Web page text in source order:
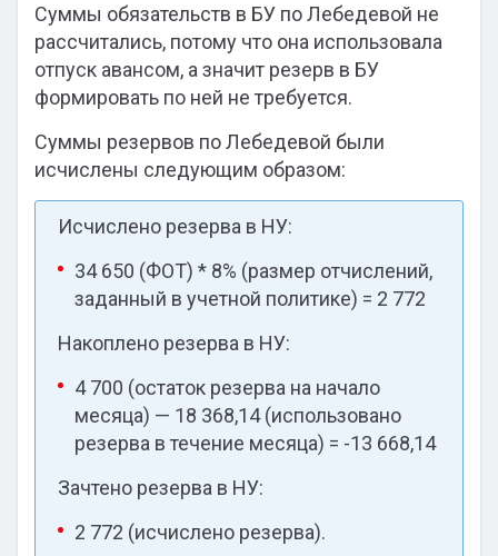
Суммы обязательств в БУ по Лебедевой не
рассчитались, потому что она использовала
отпуск авансом, а значит резерв в БУ
формировать по ней не требуется.
Суммы резервов по Лебедевой были
исчислены следующим образом:
Исчислено резерва в НУ:
34 650 (ФОТ) * 8% (размер отчислений,
заданный в учетной политике) = 2 772
Накоплено резерва в НУ:
4 700 (остаток резерва на начало
месяца) — 18 368,14 (использовано
резерва в течение месяца) = -13 668,14
Зачтено резерва в НУ:
2 772 (исчислено резерва).